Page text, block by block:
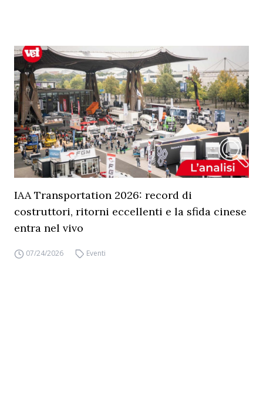
IAA Transportation 2026: record di
costruttori, ritorni eccellenti e la sfida cinese
entra nel vivo
07/24/2026 Eventi